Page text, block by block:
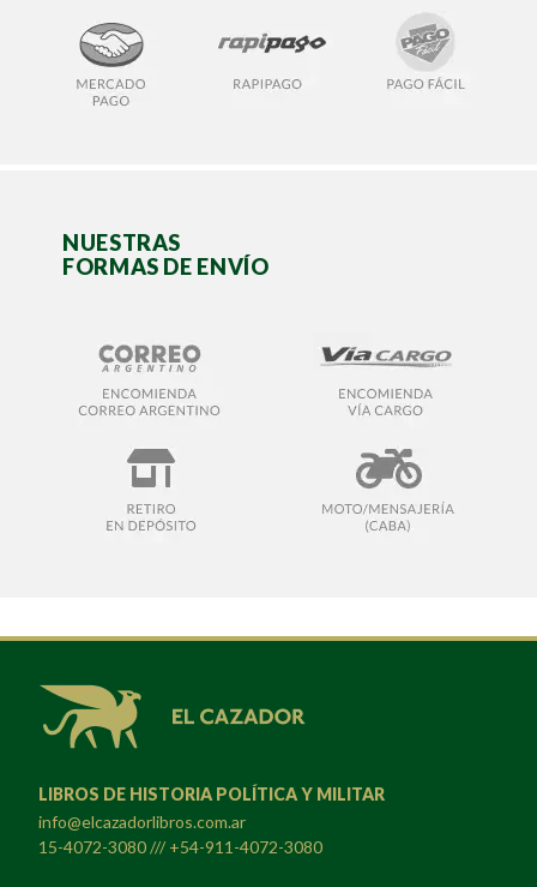
NUESTRAS
FORMAS DE ENVÍO
LIBROS DE HISTORIA POLÍTICA Y MILITAR
info@elcazadorlibros.com.ar
15-4072-3080 /// +54-911-4072-3080